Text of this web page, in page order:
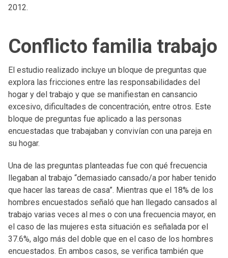
2012.
Conflicto familia trabajo
El estudio realizado incluye un bloque de preguntas que
explora las fricciones entre las responsabilidades del
hogar y del trabajo y que se manifiestan en cansancio
excesivo, dificultades de concentración, entre otros. Este
bloque de preguntas fue aplicado a las personas
encuestadas que trabajaban y convivían con una pareja en
su hogar.
Una de las preguntas planteadas fue con qué frecuencia
llegaban al trabajo “demasiado cansado/a por haber tenido
que hacer las tareas de casa”. Mientras que el 18% de los
hombres encuestados señaló que han llegado cansados al
trabajo varias veces al mes o con una frecuencia mayor, en
el caso de las mujeres esta situación es señalada por el
37.6%, algo más del doble que en el caso de los hombres
encuestados. En ambos casos, se verifica también que